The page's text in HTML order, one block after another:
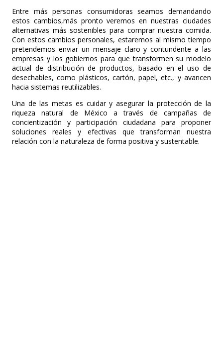
Entre más personas consumidoras seamos demandando
estos cambios,más pronto veremos en nuestras ciudades
alternativas más sostenibles para comprar nuestra comida.
Con estos cambios personales, estaremos al mismo tiempo
pretendemos enviar un mensaje claro y contundente a las
empresas y los gobiernos para que transformen su modelo
actual de distribución de productos, basado en el uso de
desechables, como plásticos, cartón, papel, etc., y avancen
hacia sistemas reutilizables.
Una de las metas es cuidar y asegurar la protección de la
riqueza natural de México a través de campañas de
concientización y participación ciudadana para proponer
soluciones reales y efectivas que transforman nuestra
relación con la naturaleza de forma positiva y sustentable.